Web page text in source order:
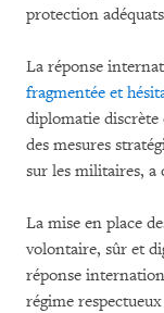
protection
La réponse
fragmentée et
diplomatie discrète
des mesures
sur les militaires, a
La mise en place
volontaire, sûr et
réponse
régime